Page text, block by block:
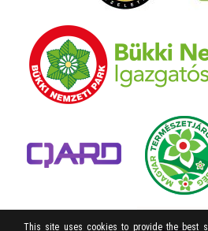
This site uses cookies to provide the best